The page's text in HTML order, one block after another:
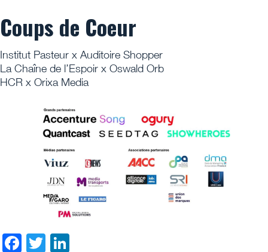
Coups de Coeur
Institut Pasteur x Auditoire Shopper
La Chaîne de l’Espoir x Oswald Orb
HCR x Orixa Media
Facebook
Twitter